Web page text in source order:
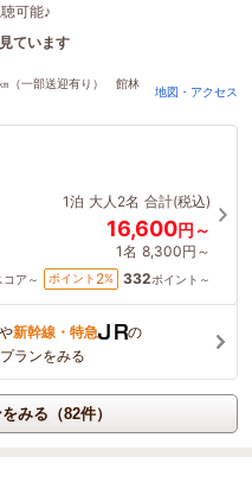
可能♪
ています
（一部送迎有り） 館林
地図・アクセス
1泊 大人2名 合計(税込)
16,600円～
1名 8,300円～
コア～ ポイント 2% 332ポイント～
新幹線・特急
の
ランをみる
みる（82件）